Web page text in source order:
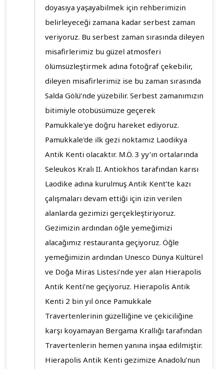
doyasıya yaşayabilmek için rehberimizin
belirleyeceği zamana kadar serbest zaman
veriyoruz. Bu serbest zaman sırasında dileyen
misafirlerimiz bu güzel atmosferi
ölümsüzleştirmek adına fotoğraf çekebilir,
dileyen misafirlerimiz ise bu zaman sırasında
Salda Gölü’nde yüzebilir. Serbest zamanımızın
bitimiyle otobüsümüze geçerek
Pamukkale'ye doğru hareket ediyoruz.
Pamukkale'de ilk gezi noktamız Laodikya
Antik Kenti olacaktır. M.Ö. 3 yy’ın ortalarında
Seleukos Kralı II. Antiokhos tarafından karısı
Laodike adına kurulmuş Antik Kent’te kazı
çalışmaları devam ettiği için izin verilen
alanlarda gezimizi gerçekleştiriyoruz.
Gezimizin ardından öğle yemeğimizi
alacağımız restauranta geçiyoruz. Öğle
yemeğimizin ardından Unesco Dünya Kültürel
ve Doğa Miras Listesi’nde yer alan Hierapolis
Antik Kenti’ne geçiyoruz. Hierapolis Antik
Kenti 2 bin yıl önce Pamukkale
Travertenlerinin güzelliğine ve çekiciliğine
karşı koyamayan Bergama Krallığı tarafından
Travertenlerin hemen yanına inşaa edilmiştir.
Hierapolis Antik Kenti gezimize Anadolu’nun